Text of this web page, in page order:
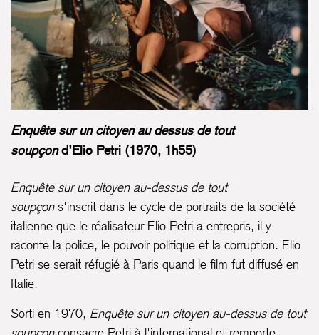
Enquête sur un citoyen au dessus de tout
soupçond’Elio Petri (1970, 1h55)
Enquête sur un citoyen au-dessus de tout
soupçons'inscrit dans le cycle de portraits de la société
italienne que le réalisateur Elio Petri a entrepris, il y
raconte la police, le pouvoir politique et la corruption. Elio
Petri se serait réfugié à Paris quand le film fut diffusé en
Italie.
Sorti en 1970, Enquête sur un citoyen au-dessus de tout